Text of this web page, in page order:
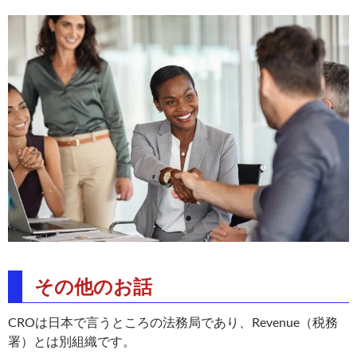
その他のお話
CROは日本で言うところの法務局であり、Revenue（税務
署）とは別組織です。